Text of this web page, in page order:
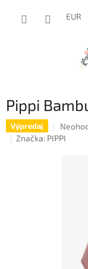
EUR
Pippi
Výpredaj
Značka: PIPPI